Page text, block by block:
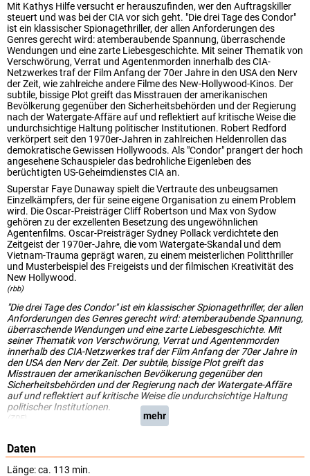
Mit Kathys Hilfe versucht er herauszufinden, wer den Auftragskiller
steuert und was bei der CIA vor sich geht. "Die drei Tage des Condor"
ist ein klassischer Spionagethriller, der allen Anforderungen des
Genres gerecht wird: atemberaubende Spannung, überraschende
Wendungen und eine zarte Liebesgeschichte. Mit seiner Thematik von
Verschwörung, Verrat und Agentenmorden innerhalb des CIA-
Netzwerkes traf der Film Anfang der 70er Jahre in den USA den Nerv
der Zeit, wie zahlreiche andere Filme des New-Hollywood-Kinos. Der
subtile, bissige Plot greift das Misstrauen der amerikanischen
Bevölkerung gegenüber den Sicherheitsbehörden und der Regierung
nach der Watergate-Affäre auf und reflektiert auf kritische Weise die
undurchsichtige Haltung politischer Institutionen. Robert Redford
verkörpert seit den 1970er-Jahren in zahlreichen Heldenrollen das
demokratische Gewissen Hollywoods. Als "Condor" prangert der hoch
angesehene Schauspieler das bedrohliche Eigenleben des
berüchtigten US-Geheimdienstes CIA an.
Superstar Faye Dunaway spielt die Vertraute des unbeugsamen
Einzelkämpfers, der für seine eigene Organisation zu einem Problem
wird. Die Oscar-Preisträger Cliff Robertson und Max von Sydow
gehören zu der exzellenten Besetzung des ungewöhnlichen
Agentenfilms. Oscar-Preisträger Sydney Pollack verdichtete den
Zeitgeist der 1970er-Jahre, die vom Watergate-Skandal und dem
Vietnam-Trauma geprägt waren, zu einem meisterlichen Politthriller
und Musterbeispiel des Freigeists und der filmischen Kreativität des
New Hollywood.
(rbb)
"Die drei Tage des Condor" ist ein klassischer Spionagethriller, der allen
Anforderungen des Genres gerecht wird: atemberaubende Spannung,
überraschende Wendungen und eine zarte Liebesgeschichte. Mit
seiner Thematik von Verschwörung, Verrat und Agentenmorden
innerhalb des CIA-Netzwerkes traf der Film Anfang der 70er Jahre in
den USA den Nerv der Zeit. Der subtile, bissige Plot greift das
Misstrauen der amerikanischen Bevölkerung gegenüber den
Sicherheitsbehörden und der Regierung nach der Watergate-Affäre
auf und reflektiert auf kritische Weise die undurchsichtige Haltung
politischer Institutionen.
(ZDF) mehr
Daten
Länge: ca. 113 min.